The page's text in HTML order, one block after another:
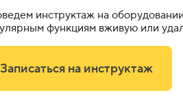
инструктаж на
функциям вживую или
Записаться на инструктаж